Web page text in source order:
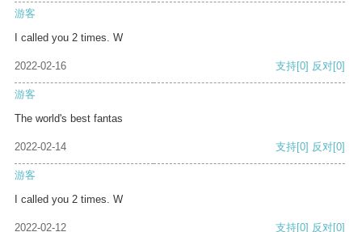
游客
I called you 2 times. W
2022-02-16 支持[0] 反对[0]
游客
The world's best fantas
2022-02-14 支持[0] 反对[0]
游客
I called you 2 times. W
2022-02-12 支持[0] 反对[0]